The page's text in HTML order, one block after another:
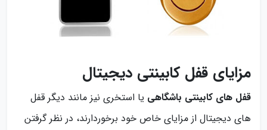
مزایای قفل کابینتی دیجیتال
قفل های کابینتی باشگاهی یا استخری نیز مانند دیگر قفل
های دیجیتال از مزایای خاص خود برخوردارند، در نظر گرفتن